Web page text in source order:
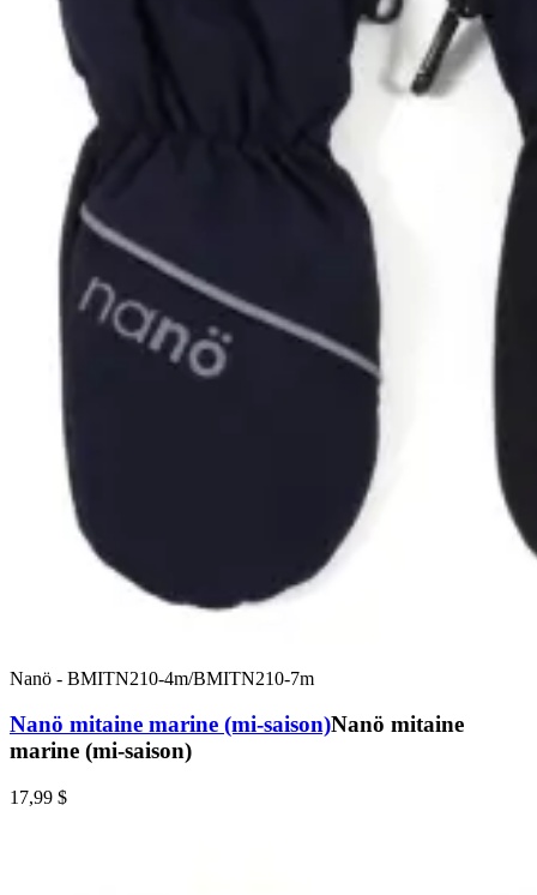
Nanö - BMITN210-4m/BMITN210-7m
Nanö mitaine marine (mi-saison)Nanö mitaine
marine (mi-saison)
17,99 $